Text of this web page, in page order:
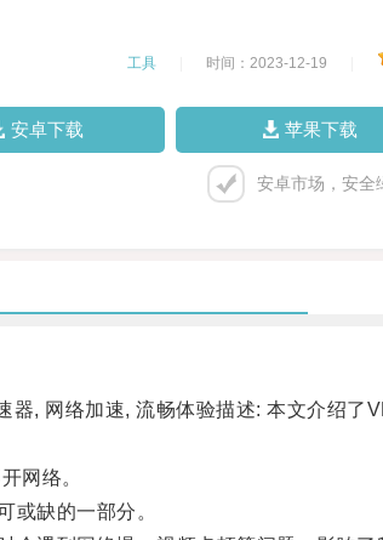
工具 时间：2023-12-19
安卓下载 苹果下载
安卓市场，安全
网络加速, 流畅体验描述: 本文介绍了
网络。
缺的一部分。